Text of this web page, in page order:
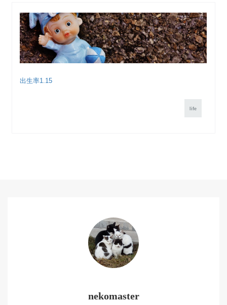
出生率1.15
life
nekomaster